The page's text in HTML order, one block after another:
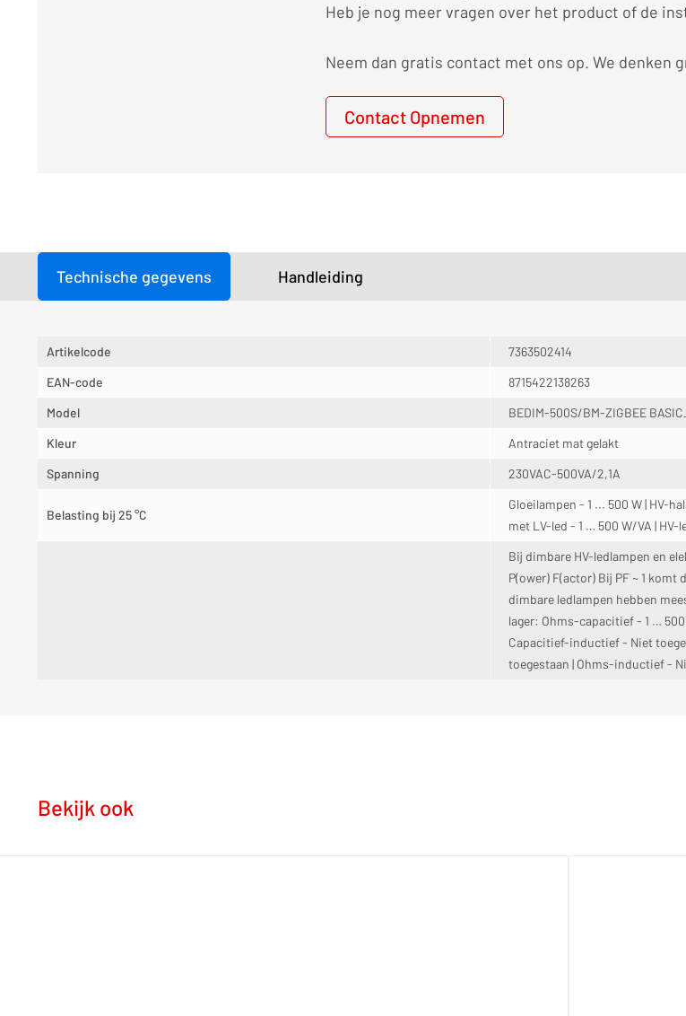
Heb je nog meer vragen over het product of de
Neem dan gratis contact met ons op. We denken
Contact Opnemen
Technische gegevens Handleiding
Artikelcode
7363502414
EAN-code
8715422138263
Model
BEDIM-500S/BM-ZIGBEE
Kleur
Antraciet mat gelakt
Spanning
230VAC-500VA/2,1A
Belasting bij 25 °C
Gloeilampen - 1 ... 500 W | HV-
met LV-led - 1 … 500 W/VA |
Bij dimbare HV-ledlampen en
P(ower) F(actor) Bij PF ~ 1
dimbare ledlampen hebben
lager: Ohms-capacitief - 1 … 500
Capacitief-inductief - Niet
toegestaan | Ohms-inductief -
Bekijk ook